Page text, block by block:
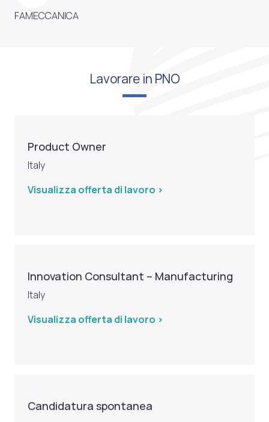
FAMECCANICA
Lavorare in PNO
Product Owner
Italy
Visualizza offerta di lavoro >
Innovation Consultant – Manufacturing
Italy
Visualizza offerta di lavoro >
Candidatura spontanea